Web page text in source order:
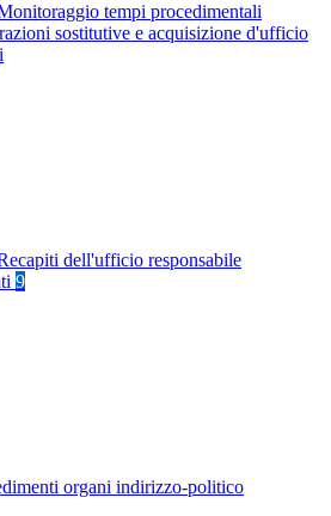
tempi procedimentali
sostitutive e acquisizione d'ufficio
dell'ufficio responsabile
9
organi indirizzo-politico